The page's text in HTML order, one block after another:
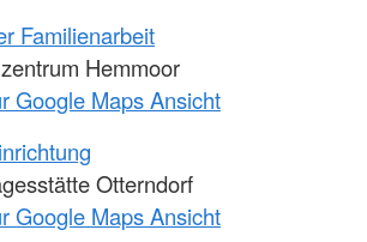
Familienarbeit
Hemmoor
Google Maps Ansicht
Otterndorf
Google Maps Ansicht